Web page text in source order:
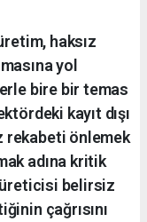
haksız
yol
bire bir temas
kayıt dışı
rekabeti önlemek
adına kritik
üreticisi belirsiz
çağrısını